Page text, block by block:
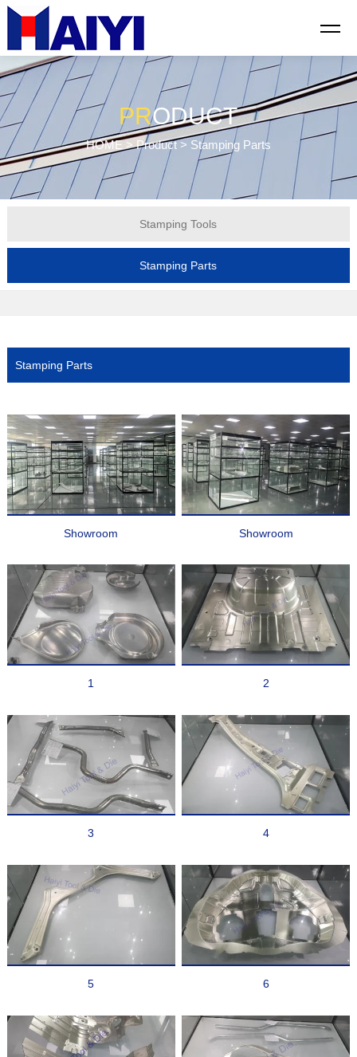
PRODUCT
HOME>Product> Stamping Parts
Stamping Tools
Stamping Parts
Stamping Parts
Showroom Showroom
1 2
3 4
5 6